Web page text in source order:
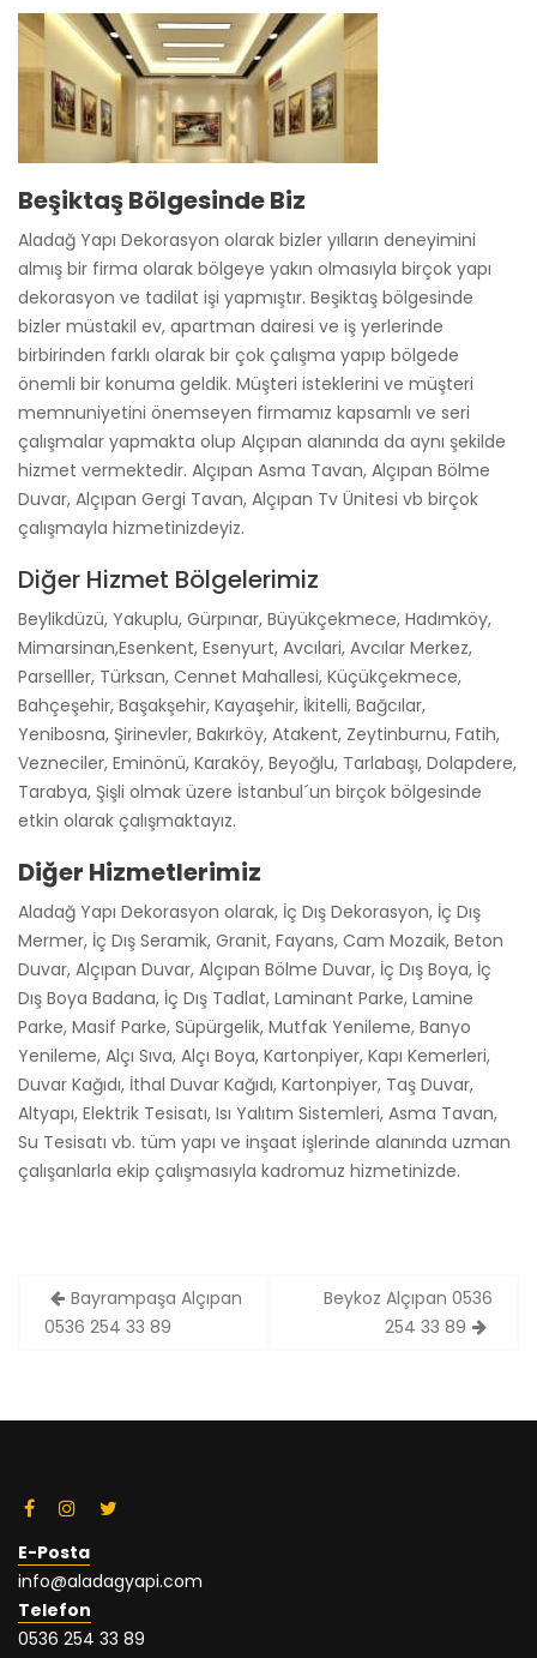
Beşiktaş Bölgesinde Biz
Aladağ Yapı Dekorasyon olarak bizler yılların deneyimini
almış bir firma olarak bölgeye yakın olmasıyla birçok yapı
dekorasyon ve tadilat işi yapmıştır. Beşiktaş bölgesinde
bizler müstakil ev, apartman dairesi ve iş yerlerinde
birbirinden farklı olarak bir çok çalışma yapıp bölgede
önemli bir konuma geldik. Müşteri isteklerini ve müşteri
memnuniyetini önemseyen firmamız kapsamlı ve seri
çalışmalar yapmakta olup Alçıpan alanında da aynı şekilde
hizmet vermektedir. Alçıpan Asma Tavan, Alçıpan Bölme
Duvar, Alçıpan Gergi Tavan, Alçıpan Tv Ünitesi vb birçok
çalışmayla hizmetinizdeyiz.
Diğer Hizmet Bölgelerimiz
Beylikdüzü, Yakuplu, Gürpınar, Büyükçekmece, Hadımköy,
Mimarsinan,Esenkent, Esenyurt, Avcılari, Avcılar Merkez,
Parselller, Türksan, Cennet Mahallesi, Küçükçekmece,
Bahçeşehir, Başakşehir, Kayaşehir, İkitelli, Bağcılar,
Yenibosna, Şirinevler, Bakırköy, Atakent, Zeytinburnu, Fatih,
Vezneciler, Eminönü, Karaköy, Beyoğlu, Tarlabaşı, Dolapdere,
Tarabya, Şişli olmak üzere İstanbul´un birçok bölgesinde
etkin olarak çalışmaktayız.
Diğer Hizmetlerimiz
Aladağ Yapı Dekorasyon olarak, İç Dış Dekorasyon, İç Dış
Mermer, İç Dış Seramik, Granit, Fayans, Cam Mozaik, Beton
Duvar, Alçıpan Duvar, Alçıpan Bölme Duvar, İç Dış Boya, İç
Dış Boya Badana, İç Dış Tadlat, Laminant Parke, Lamine
Parke, Masif Parke, Süpürgelik, Mutfak Yenileme, Banyo
Yenileme, Alçı Sıva, Alçı Boya, Kartonpiyer, Kapı Kemerleri,
Duvar Kağıdı, İthal Duvar Kağıdı, Kartonpiyer, Taş Duvar,
Altyapı, Elektrik Tesisatı, Isı Yalıtım Sistemleri, Asma Tavan,
Su Tesisatı vb. tüm yapı ve inşaat işlerinde alanında uzman
çalışanlarla ekip çalışmasıyla kadromuz hizmetinizde.
Yazı
dolaşımı
Bayrampaşa Alçıpan
0536 254 33 89
Beykoz Alçıpan 0536
254 33 89
E-Posta
info@aladagyapi.com
Telefon
0536 254 33 89